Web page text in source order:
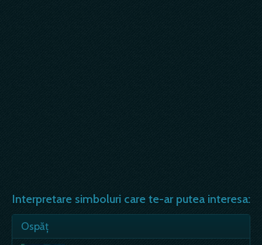
Interpretare simboluri care te-ar putea interesa:
Ospăţ